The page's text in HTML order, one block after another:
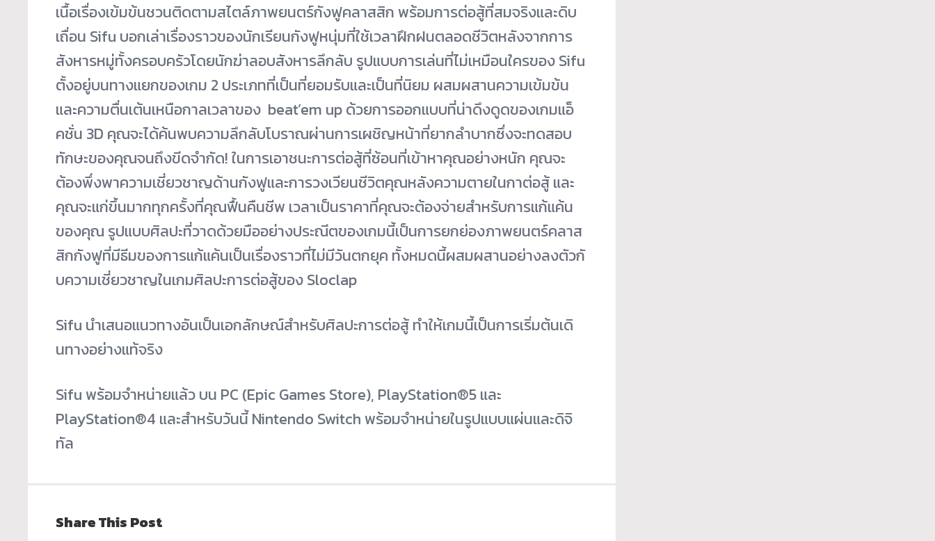
เนื้อเรื่องเข้มข้นชวนติดตามสไตล์ภาพยนตร์กังฟูคลาสสิก พร้อมการต่อสู้ที่สมจริงและดิบ
เถื่อน Sifu บอกเล่าเรื่องราวของนักเรียนกังฟูหนุ่มที่ใช้เวลาฝึกฝนตลอดชีวิตหลังจากการ
สังหารหมู่ทั้งครอบครัวโดยนักฆ่าลอบสังหารลึกลับ รูปแบบการเล่นที่ไม่เหมือนใครของ Sifu
ตั้งอยู่บนทางแยกของเกม 2 ประเภทที่เป็นที่ยอมรับและเป็นที่นิยม ผสมผสานความเข้มข้น
และความตื่นเต้นเหนือกาลเวลาของ beat’em up ด้วยการออกแบบที่น่าดึงดูดของเกมแอ็
คชั่น 3D คุณจะได้ค้นพบความลึกลับโบราณผ่านการเผชิญหน้าที่ยากลำบากซึ่งจะทดสอบ
ทักษะของคุณจนถึงขีดจำกัด! ในการเอาชนะการต่อสู้ที่ซ้อนที่เข้าหาคุณอย่างหนัก คุณจะ
ต้องพึ่งพาความเชี่ยวชาญด้านกังฟูและการวงเวียนชีวิตคุณหลังความตายในกาต่อสู้ และ
คุณจะแก่ขึ้นมากทุกครั้งที่คุณฟื้นคืนชีพ เวลาเป็นราคาที่คุณจะต้องจ่ายสำหรับการแก้แค้น
ของคุณ รูปแบบศิลปะที่วาดด้วยมืออย่างประณีตของเกมนี้เป็นการยกย่องภาพยนตร์คลาส
สิกกังฟูที่มีธีมของการแก้แค้นเป็นเรื่องราวที่ไม่มีวันตกยุค ทั้งหมดนี้ผสมผสานอย่างลงตัวกั
บความเชี่ยวชาญในเกมศิลปะการต่อสู้ของ Sloclap
Sifu นำเสนอแนวทางอันเป็นเอกลักษณ์สำหรับศิลปะการต่อสู้ ทำให้เกมนี้เป็นการเริ่มต้นเดิ
นทางอย่างแท้จริง
Sifu พร้อมจำหน่ายแล้ว บน PC (Epic Games Store), PlayStation®5 และ
PlayStation®4 และสำหรับวันนี้ Nintendo Switch พร้อมจำหน่ายในรูปแบบแผ่นและดิจิ
ทัล
Share This Post